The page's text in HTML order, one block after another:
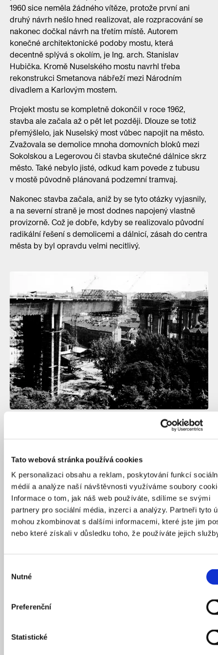
Tato webová stránka používá cookies
K personalizaci obsahu a reklam, poskytování funkcí
médií a analýze naší návštěvnosti využíváme soubory
Informace o tom, jak náš web používáte, sdílíme se svými
partnery pro sociální média, inzerci a analýzy. Partneři tyto
mohou zkombinovat s dalšími informacemi, které jste jim
nebo které získali v důsledku toho, že používáte jejich
souhlasu
Nutné
Preferenční
Statistické
1960 sice neměla žádného vítěze, protože první ani
druhý návrh nešlo hned realizovat, ale rozpracování se
nakonec dočkal návrh na třetím místě. Autorem
konečné architektonické podoby mostu, která
decentně splývá s okolím, je Ing. arch. Stanislav
Hubička. Kromě Nuselského mostu navrhl třeba
rekonstrukci Smetanova nábřeží mezi Národním
divadlem a Karlovým mostem.
Projekt mostu se kompletně dokončil v roce 1962,
stavba ale začala až o pět let později. Dlouze se totiž
přemýšlelo, jak Nuselský most vůbec napojit na město.
Zvažovala se demolice mnoha domovních bloků mezi
Sokolskou a Legerovou či stavba skutečné dálnice skrz
město. Také nebylo jisté, odkud kam povede z tubusu
v mostě původně plánovaná podzemní tramvaj.
Nakonec stavba začala, aniž by se tyto otázky vyjasnily,
a na severní straně je most dodnes napojený vlastně
provizorně. Což je dobře, kdyby se realizovalo původní
radikální řešení s demolicemi a dálnicí, zásah do centra
města by byl opravdu velmi necitlivý.
Stavba mostu v roce 1969. Pracovalo se v opravdu velkých
Tanky a metro
Stavba proběhla poměrně rychle a už v roce 1970
pevnost mostu zkoušelo 66 tanků. Přitom se musel
značně změnit projekt, plánované tramvaje totiž
v tubusu nahradilo metro. A to rovnou to sovětské
vlaků rovnoměrně roznáší, má ale také jednu speciální
délce, která odpovídá délce roštu. A tak když probíhaly
překryl ten, který přijímaly citlivé měřicí přístroje.